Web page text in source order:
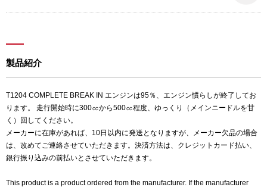
製品紹介
T1204 COMPLETE BREAK IN エンジンは95％、エンジン慣らしが終了してお
ります。 走行開始時に300㏄から500㏄程度、ゆっくり（メインニードルを甘
く）回してください。
メーカーに在庫があれば、10日以内に発送となりますが、メーカー欠品の場合
は、改めてご連絡させていただきます。決済方法は、クレジットカード払い、
銀行振り込みの前払いとさせていただきます。
This product is a product ordered from the manufacturer. If the manufacturer